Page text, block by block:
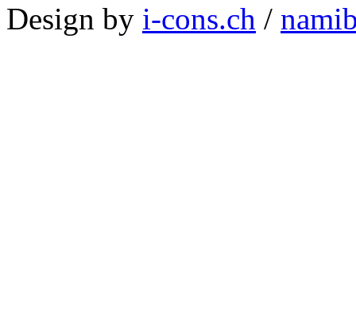
Design by i-cons.ch /